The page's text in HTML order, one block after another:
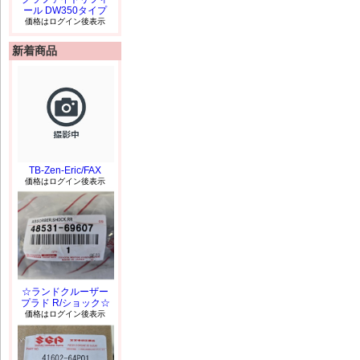
ール DW350タイプ
価格はログイン後表示
新着商品
TB-Zen-Eric/FAX
価格はログイン後表示
☆ランドクルーザー
プラド R/ショック☆
価格はログイン後表示